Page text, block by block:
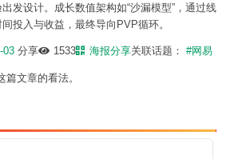
发设计。成长数值架构如“沙漏模型”，通过线
投入与收益，最终导向PVP循环。
03 分享 1533 海报分享关联话题： #网易
文章的看法。